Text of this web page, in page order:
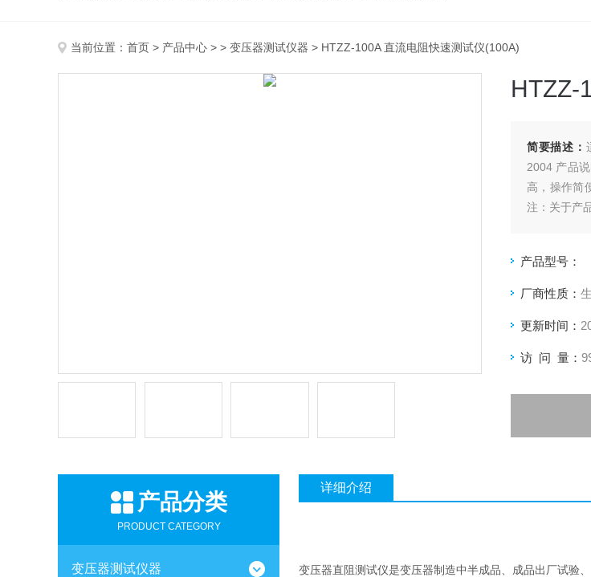
当前位置： 首页 > 产品中心 > > 变压器测试仪器 > HTZZ-100A 直流电阻快速测试仪(100A)
HTZZ-
简要描述：
2004 产品
高，操作简
注：关于产
产品型号：
厂商性质：
更新时间：
访 问 量：
产品分类
PRODUCT CATEGORY
变压器测试仪器
详细介绍
变压器直阻测试仪是变压器制造中半成品、成品出厂试验